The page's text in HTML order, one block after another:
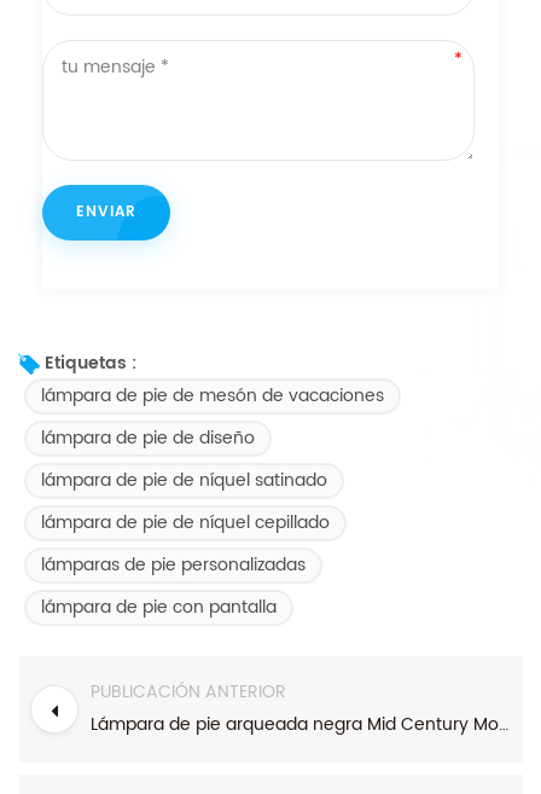
Etiquetas :
lámpara de pie de mesón de vacaciones
lámpara de pie de diseño
lámpara de pie de níquel satinado
lámpara de pie de níquel cepillado
lámparas de pie personalizadas
lámpara de pie con pantalla
PUBLICACIÓN ANTERIOR
Lámpara de pie arqueada negra Mid Century Modern de 3 luces